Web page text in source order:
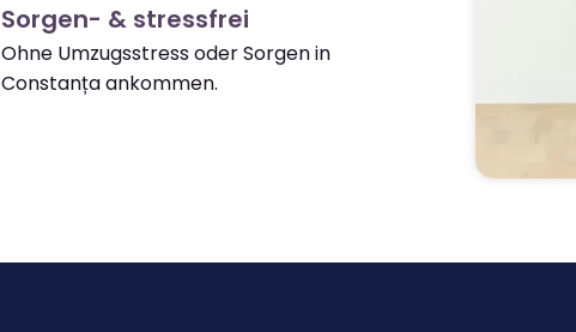
Sorgen- & stressfrei
Ohne Umzugsstress oder Sorgen in
Constanța ankommen.